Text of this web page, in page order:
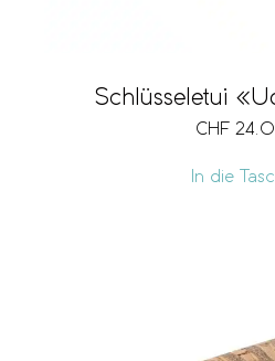
Schlüsseletui
CHF
In die